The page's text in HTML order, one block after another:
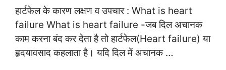
हार्टफेल के कारण लक्षण व उपचार : What is heart
failure What is heart failure -जब दिल अचानक
काम करना बंद कर देता है तो हार्टफेल(Heart failure) या
हृदयावसाद कहलाता है। यदि दिल में अचानक …